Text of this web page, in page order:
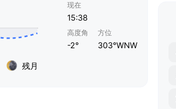
残月
现在
15:38
高度角
-2°
方位
303°WNW